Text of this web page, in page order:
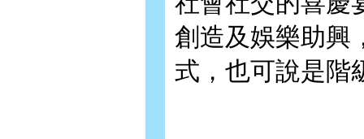
創造及娛樂助興
式，也可說是階